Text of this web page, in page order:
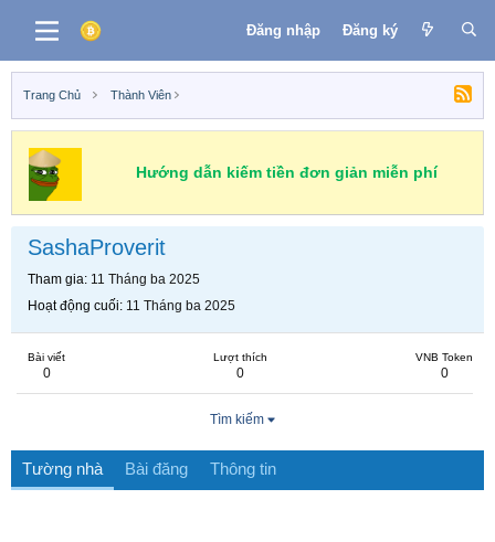
Đăng nhập Đăng ký
Trang Chủ Thành Viên
Hướng dẫn kiếm tiền đơn giản miễn phí
SashaProverit
Tham gia 11 Tháng ba 2025
Hoạt động cuối 11 Tháng ba 2025
Bài viết
0
Lượt thích
0
VNB Token
0
Tìm kiếm
Tường nhà Bài đăng Thông tin